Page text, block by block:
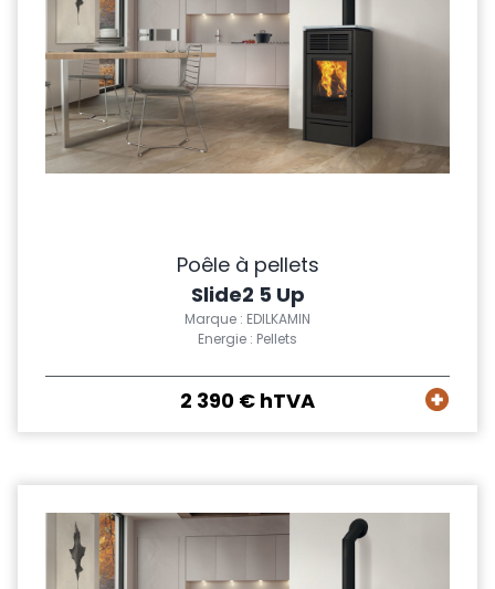
Poêle à pellets
Slide2 5 Up
Marque : EDILKAMIN
Energie : Pellets
2 390 € hTVA